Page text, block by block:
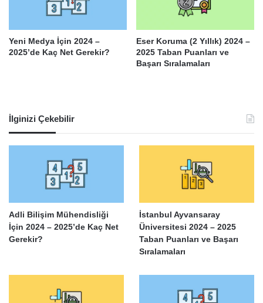
Yeni Medya İçin 2024 –
2025’de Kaç Net Gerekir?
Eser Koruma (2 Yıllık) 2024 –
2025 Taban Puanları ve
Başarı Sıralamaları
İlginizi Çekebilir
Adli Bilişim Mühendisliği
İçin 2024 – 2025’de Kaç Net
Gerekir?
İstanbul Ayvansaray
Üniversitesi 2024 – 2025
Taban Puanları ve Başarı
Sıralamaları